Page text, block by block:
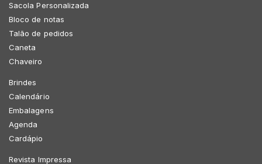
Sacola Personalizada
Bloco de notas
Talão de pedidos
Caneta
Chaveiro
Brindes
Calendário
Embalagens
Agenda
Cardápio
Revista Impressa